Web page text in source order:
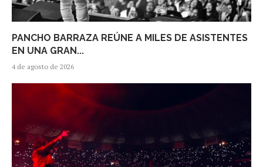
PANCHO BARRAZA REÚNE A MILES DE ASISTENTES
EN UNA GRAN...
4 de agosto de 2026